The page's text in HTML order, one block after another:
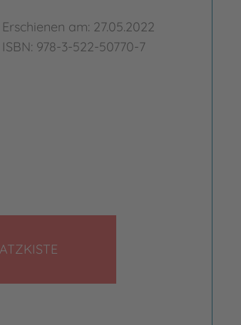
Erschienen am: 27.05.2022
ISBN: 978-3-522-50770-7